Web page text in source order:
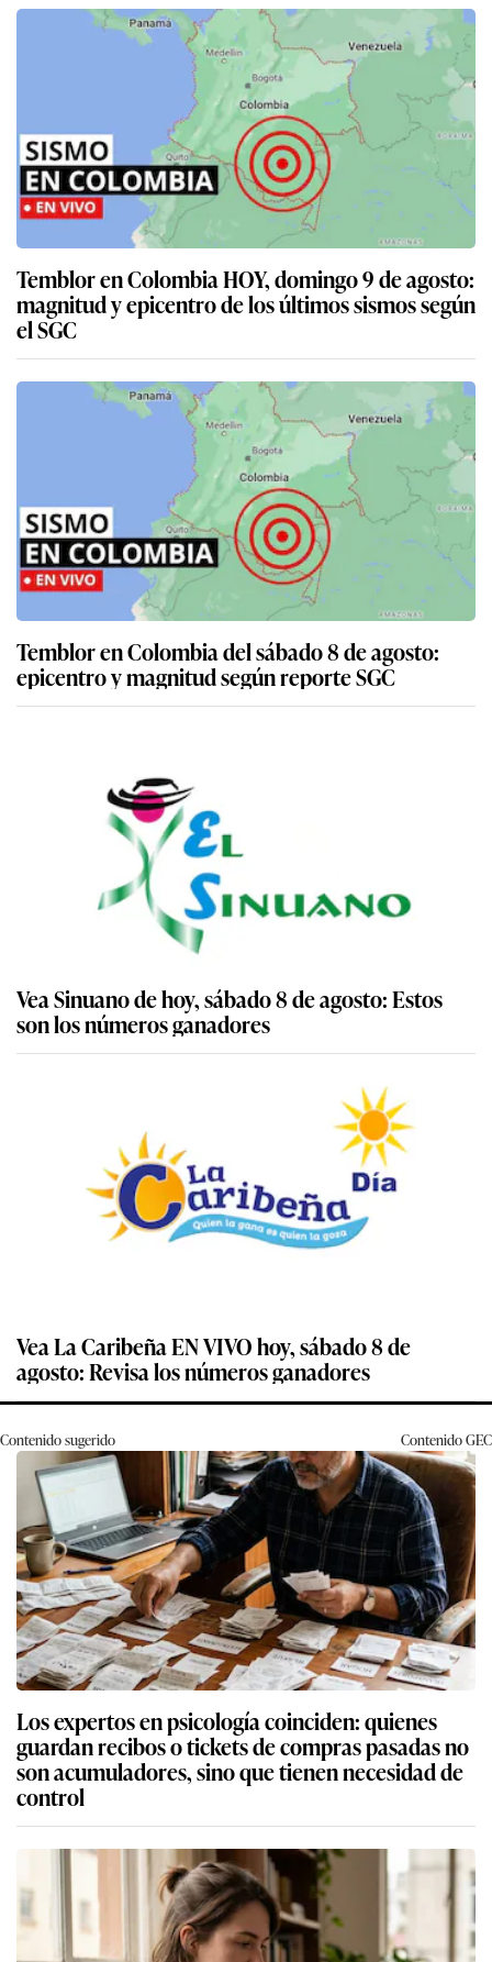
Temblor en Colombia HOY, domingo 9 de agosto:
magnitud y epicentro de los últimos sismos según
el SGC
Temblor en Colombia del sábado 8 de agosto:
epicentro y magnitud según reporte SGC
Vea Sinuano de hoy, sábado 8 de agosto: Estos
son los números ganadores
Vea La Caribeña EN VIVO hoy, sábado 8 de
agosto: Revisa los números ganadores
Contenido sugerido ContenidoGEC
Los expertos en psicología coinciden: quienes
guardan recibos o tickets de compras pasadas no
son acumuladores, sino que tienen necesidad de
control